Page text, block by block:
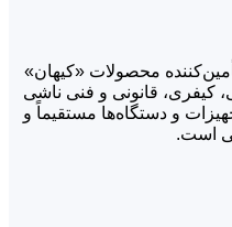
محصولات «کیهان»
کیفری، قانونی و فنی ناشی
و دستگاه‌ها مستقیماً و
است.